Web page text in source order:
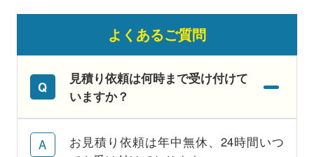
よくあるご質問
見積り依頼は何時まで受け付けて
いますか？
お見積り依頼は年中無休、24時間いつ